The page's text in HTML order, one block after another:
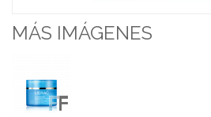
MÁS IMÁGENES